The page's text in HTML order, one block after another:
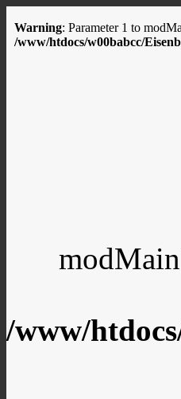
Warning: Parameter 1 to
/www/htdocs/w00babcc/
/www/